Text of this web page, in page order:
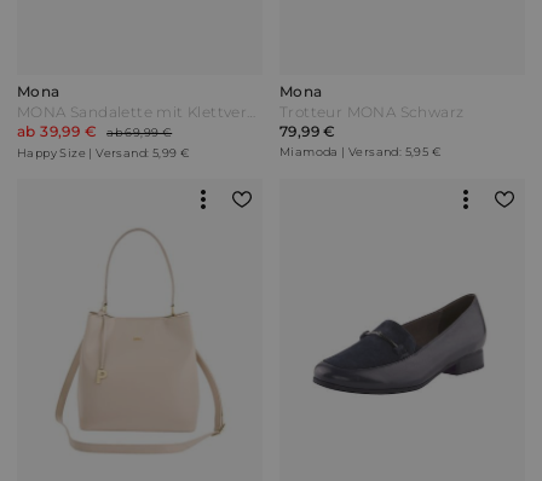
Mona
MONA Sandalette mit Klettverschluss Cognac Braun
ab 39,99 €
ab 69,99 €
Happy Size | Versand: 5,99 €
Mona
Trotteur MONA Schwarz
79,99 €
Miamoda | Versand: 5,95 €